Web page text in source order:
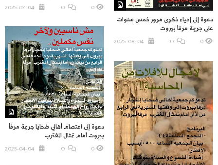
دعوة إلى إحياء ذكرى مرور خمس سنوات
على جريمة مرفأ بيروت
0
0
O
دعوة إلى اعتصام أهالي ضحايا جريمة مرفأ
بيروت أمام تمثال المغترب
0
O